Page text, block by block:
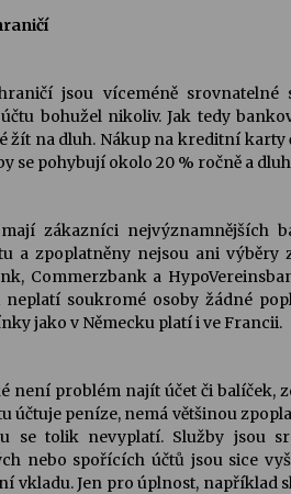
jsou víceméně
bohužel nikoliv. Jak tedy
žít na dluh. Nákup nakreditní karty
se pohybují okolo 20 % ročně a
zákazníci nejvýznamnějších
a zpoplatněny nejsou ani výběry
Commerzbank a
soukromé osoby žádné
jako v Německu platí i ve Francii.
není problém najít účet či balíček,
účtuje peníze, nemá většinou
se tolik nevyplatí. Služby jsou
nebo spořících účtů jsou sice
vkladu. Jen pro úplnost, například